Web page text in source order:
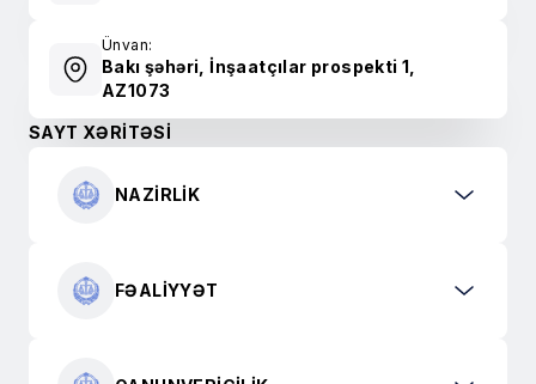
Ünvan:
Bakı şəhəri, İnşaatçılar prospekti 1,
AZ1073
SAYT XƏRİTƏSİ
NAZIRLIK
FƏALIYYƏT